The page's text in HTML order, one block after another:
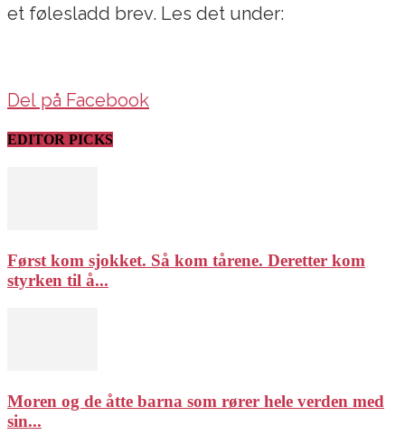
et følesladd brev. Les det under:
Del på Facebook
EDITOR PICKS
Først kom sjokket. Så kom tårene. Deretter kom
styrken til å...
Moren og de åtte barna som rører hele verden med
sin...